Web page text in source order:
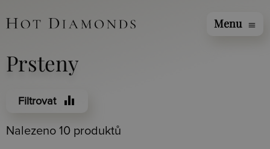
Menu menu
Prsteny
Filtrovat equalizer
Nalezeno 10 produktů